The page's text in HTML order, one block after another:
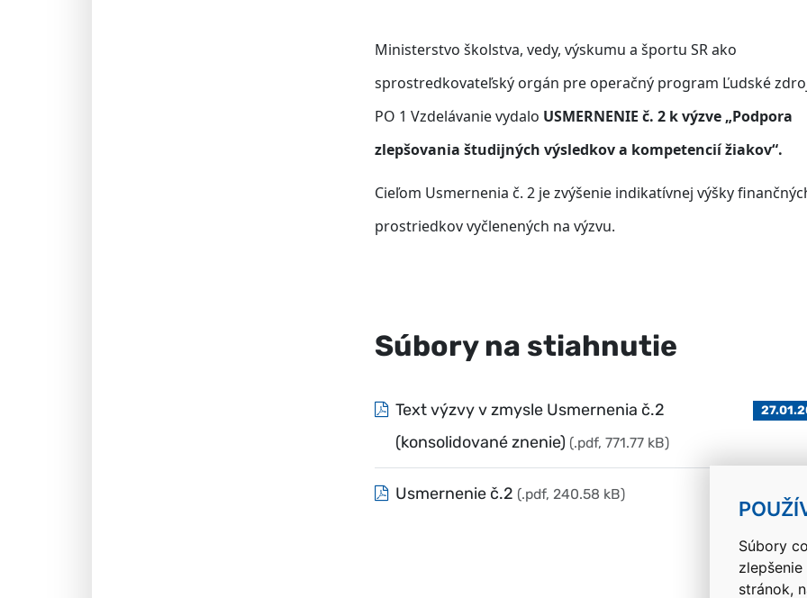
Súbory
stránok,
Ministerstvo školstva, vedy, výskumu a športu SR ako
sprostredkovateľský orgán pre operačný program Ľudské
PO 1 Vzdelávanie vydalo USMERNENIE č. 2 k výzve „Podpora
zlepšovania študijných výsledkov a kompetencií žiakov“.
Cieľom Usmernenia č. 2 je zvýšenie indikatívnej výšky
prostriedkov vyčlenených na výzvu.
Súbory na stiahnutie
Text výzvy v zmysle Usmernenia č.2
(konsolidované znenie) (.pdf, 771.77 kB)
Usmernenie č.2 (.pdf, 240.58 kB)